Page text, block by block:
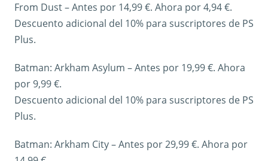
From Dust – Antes por 14,99 €. Ahora por 4,94 €.
Descuento adicional del 10% para suscriptores de PS
Plus.
Batman: Arkham Asylum – Antes por 19,99 €. Ahora
por 9,99 €.
Descuento adicional del 10% para suscriptores de PS
Plus.
Batman: Arkham City – Antes por 29,99 €. Ahora por